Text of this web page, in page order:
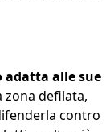
adatta alle sue
zona defilata,
contro